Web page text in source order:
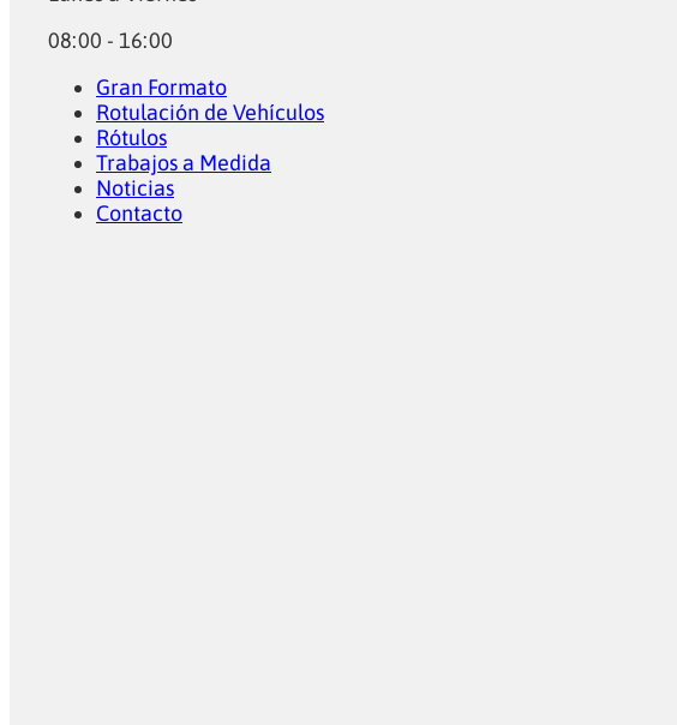
08:00 - 16:00
Gran Formato
Rotulación de Vehículos
Rótulos
Trabajos a Medida
Noticias
Contacto